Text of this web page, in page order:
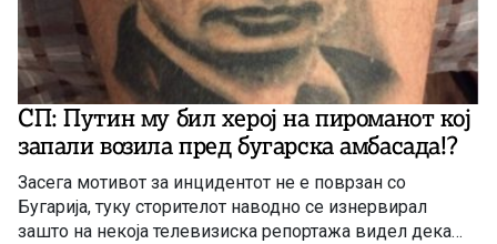
СП: Путин му бил херој на пироманот кој
запали возила пред бугарска амбасада!?
Засега мотивот за инцидентот не е поврзан со
Бугарија, туку сторителот наводно се изнервирал
зашто на некоја телевизиска репортажа видел дека